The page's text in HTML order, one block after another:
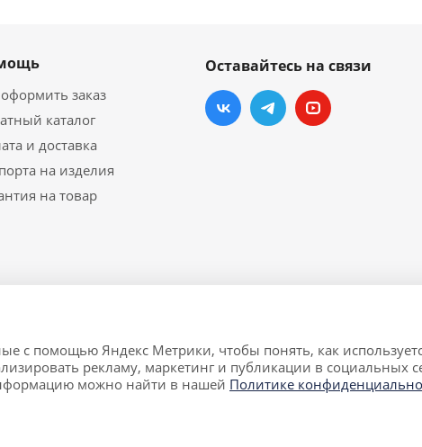
заказ
каталог
и доставка
на изделия
на товар
Оставайтесь на связи
характер и ни при каких условиях не
Федерации.
с помощью Яндекс Метрики, чтобы понять, как
рекламу, маркетинг и публикации в социальных
можно найти в нашей Политике